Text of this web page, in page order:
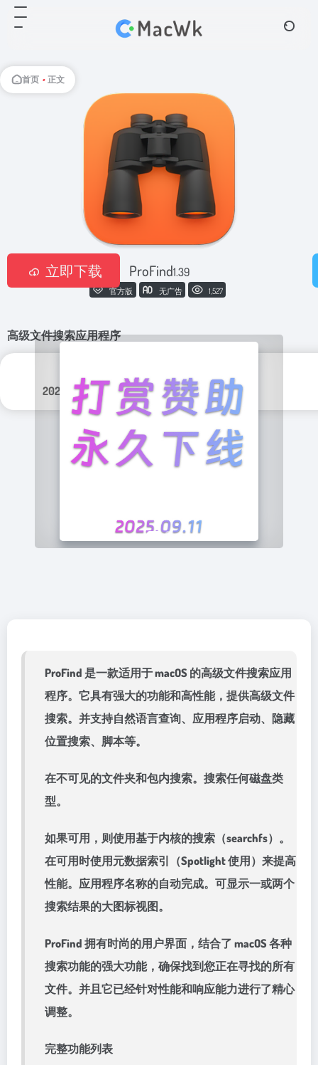
首页 • 正文
ProFind1.39
官方版 无广告 1,527
高级文件搜索应用程序
2026年 8月 3日 实用程序
立即下载
ProFind 是一款适用于 macOS 的高级文件搜索应用
程序。它具有强大的功能和高性能，提供高级文件
搜索。并支持自然语言查询、应用程序启动、隐藏
位置搜索、脚本等。
在不可见的文件夹和包内搜索。搜索任何磁盘类
型。
如果可用，则使用基于内核的搜索（searchfs）。
在可用时使用元数据索引（Spotlight 使用）来提高
性能。应用程序名称的自动完成。可显示一或两个
搜索结果的大图标视图。
ProFind 拥有时尚的用户界面，结合了 macOS 各种
搜索功能的强大功能，确保找到您正在寻找的所有
文件。并且它已经针对性能和响应能力进行了精心
调整。
完整功能列表